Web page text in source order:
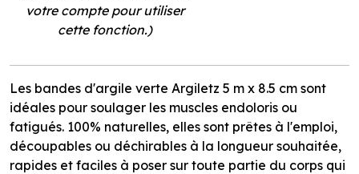
votre compte pour utiliser
cette fonction.)
Les bandes d'argile verte Argiletz 5 m x 8.5 cm sont
idéales pour soulager les muscles endoloris ou
fatigués. 100% naturelles, elles sont prêtes à l'emploi,
découpables ou déchirables à la longueur souhaitée,
rapides et faciles à poser sur toute partie du corps qui